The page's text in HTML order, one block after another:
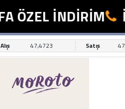
ÖZEL İNDİRİM
Alış 47,4723 Satış